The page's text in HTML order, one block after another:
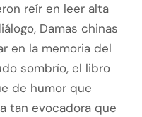
reír en leer alta
Damas chinas
en la memoria del
sombrío, el libro
de humor que
tan evocadora que